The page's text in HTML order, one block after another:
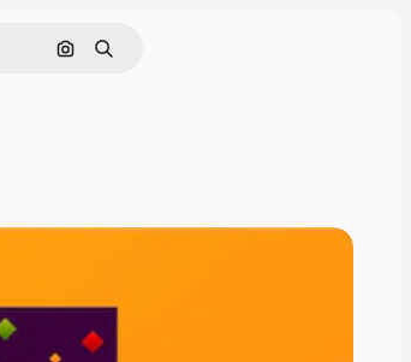
Cerca per immagine
Ricerca